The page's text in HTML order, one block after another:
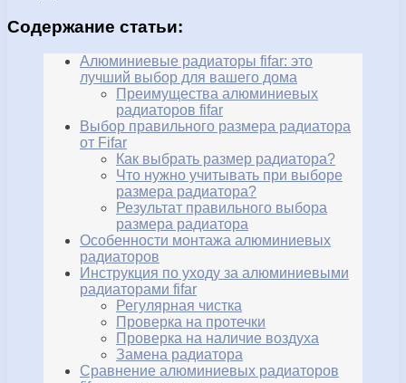
Содержание статьи:
Алюминиевые радиаторы fifar: это
лучший выбор для вашего дома
Преимущества алюминиевых
радиаторов fifar
Выбор правильного размера радиатора
от Fifar
Как выбрать размер радиатора?
Что нужно учитывать при выборе
размера радиатора?
Результат правильного выбора
размера радиатора
Особенности монтажа алюминиевых
радиаторов
Инструкция по уходу за алюминиевыми
радиаторами fifar
Регулярная чистка
Проверка на протечки
Проверка на наличие воздуха
Замена радиатора
Сравнение алюминиевых радиаторов